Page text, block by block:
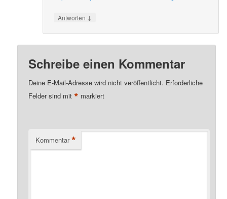
Antworten ↓
Schreibe einen Kommentar
Deine E-Mail-Adresse wird nicht veröffentlicht. Erforderliche
Felder sind mit* markiert
Kommentar *